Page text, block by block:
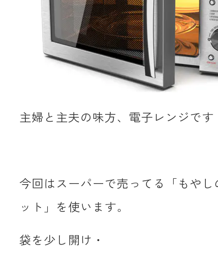
主婦と主夫の味方、電子レンジです
今回はスーパーで売ってる「もや
ット」を使います。
袋を少し開け・